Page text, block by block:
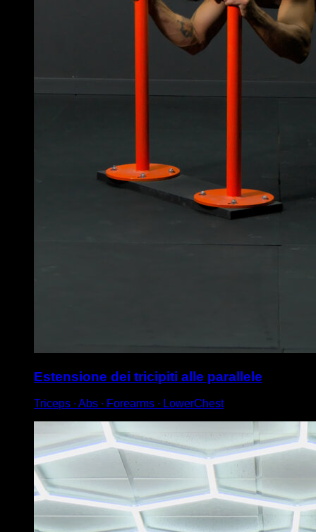
Estensione dei tricipiti alle parallele
Triceps ∙ Abs ∙ Forearms ∙ LowerChest